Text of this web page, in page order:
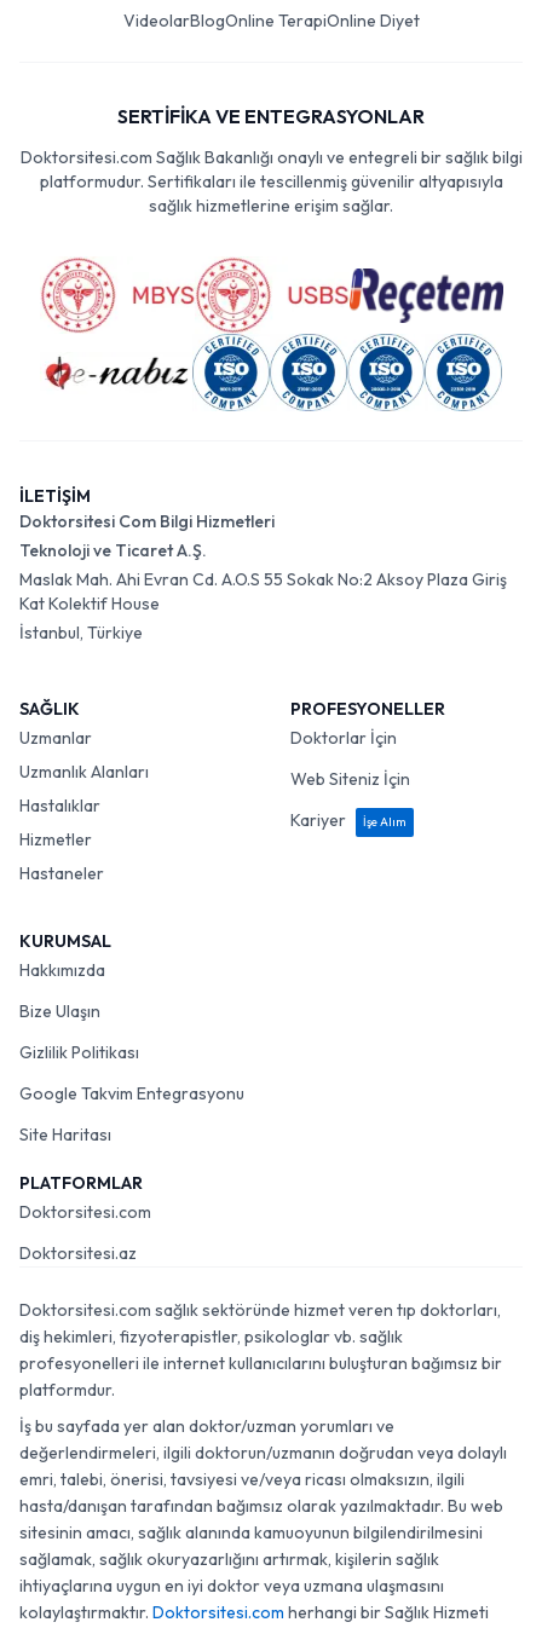
VideolarBlogOnline TerapiOnline Diyet
SERTİFİKA VE ENTEGRASYONLAR
Doktorsitesi.com Sağlık Bakanlığı onaylı ve entegreli bir sağlık bilgi
platformudur. Sertifikaları ile tescillenmiş güvenilir altyapısıyla
sağlık hizmetlerine erişim sağlar.
İLETİŞİM
Doktorsitesi Com Bilgi Hizmetleri
Teknoloji ve Ticaret A.Ş.
Maslak Mah. Ahi Evran Cd. A.O.S 55 Sokak No:2 Aksoy Plaza Giriş
Kat Kolektif House
İstanbul, Türkiye
SAĞLIK
Uzmanlar
Uzmanlık Alanları
Hastalıklar
Hizmetler
Hastaneler
PROFESYONELLER
Doktorlar İçin
Web Siteniz İçin
Kariyer
İşe Alım
KURUMSAL
Hakkımızda
Bize Ulaşın
Gizlilik Politikası
Google Takvim Entegrasyonu
Site Haritası
PLATFORMLAR
Doktorsitesi.com
Doktorsitesi.az
Doktorsitesi.com sağlık sektöründe hizmet veren tıp doktorları,
diş hekimleri, fizyoterapistler, psikologlar vb. sağlık
profesyonelleri ile internet kullanıcılarını buluşturan bağımsız bir
platformdur.
İş bu sayfada yer alan doktor/uzman yorumları ve
değerlendirmeleri, ilgili doktorun/uzmanın doğrudan veya dolaylı
emri, talebi, önerisi, tavsiyesi ve/veya ricası olmaksızın, ilgili
hasta/danışan tarafından bağımsız olarak yazılmaktadır. Bu web
sitesinin amacı, sağlık alanında kamuoyunun bilgilendirilmesini
sağlamak, sağlık okuryazarlığını artırmak, kişilerin sağlık
ihtiyaçlarına uygun en iyi doktor veya uzmana ulaşmasını
kolaylaştırmaktır. Doktorsitesi.com herhangi bir Sağlık Hizmeti